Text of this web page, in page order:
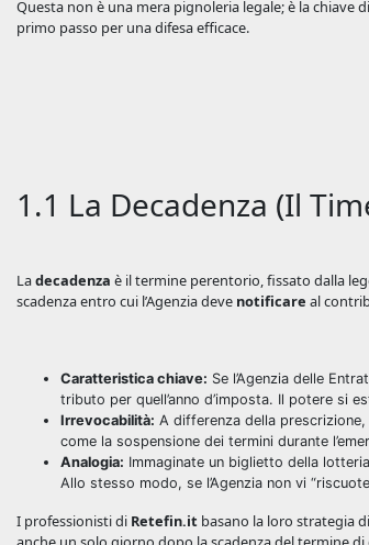
Questa non è una mera pignoleria legale; è la
primo passo per una difesa efficace.
1.1 La Decadenza (Il
Ladecadenza è il termine perentorio, fissato dalla
scadenza entro cui l’Agenzia deve notificare al
Caratteristica chiave: Se l’Agenzia delle
tributo per quell’anno d’imposta. Il potere si
Irrevocabilità: A differenza della
come la sospensione dei termini durante
Analogia: Immaginate un biglietto della
Allo stesso modo, se l’Agenzia non vi
I professionisti di Retefin.it basano la loro strategia